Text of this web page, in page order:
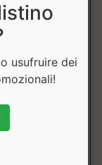
usufruire dei